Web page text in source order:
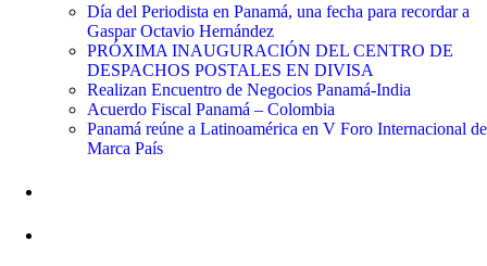
Día del Periodista en Panamá, una fecha para recordar a
Gaspar Octavio Hernández
PRÓXIMA INAUGURACIÓN DEL CENTRO DE
DESPACHOS POSTALES EN DIVISA
Realizan Encuentro de Negocios Panamá-India
Acuerdo Fiscal Panamá – Colombia
Panamá reúne a Latinoamérica en V Foro Internacional de
Marca País